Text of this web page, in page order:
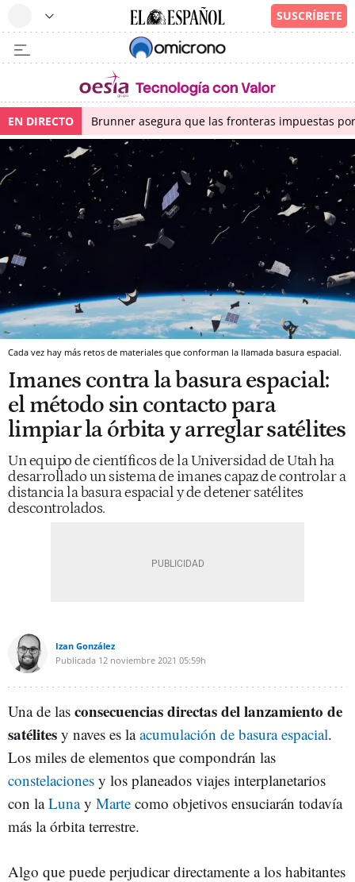
EN DIRECTO Brunner asegura que las fronteras impuestas
Cada vez hay más retos de materiales que conforman la llamada basura espacial.
Imanes contra la basura espacial:
el método sin contacto para
limpiar la órbita y arreglar satélites
Un equipo de científicos de la Universidad de Utah ha
desarrollado un sistema de imanes capaz de controlar a
distancia la basura espacial y de detener satélites
descontrolados.
Izan González
Publicada 12 noviembre 2021 05:59h
Una de las consecuencias directas del lanzamiento de
satélites y naves es laacumulación de basura espacial.
Los miles de elementos que compondrán las
constelaciones y los planeados viajes interplanetarios
con laLunay Marte como objetivos ensuciarán todavía
más la órbita terrestre.
Algo que puede perjudicar directamente a los habitantes